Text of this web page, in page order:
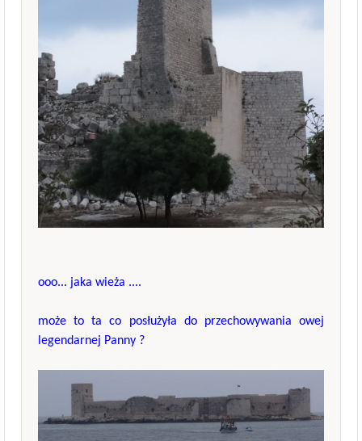
ooo... jaka wieża ....
może to ta co posłużyła do przechowywania owej
legendarnej Panny ?